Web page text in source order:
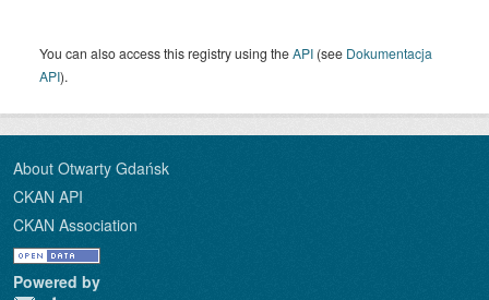
You can also access this registry using theAPI (see Dokumentacja
API).
About Otwarty Gdańsk
CKAN API
CKAN Association
Powered by